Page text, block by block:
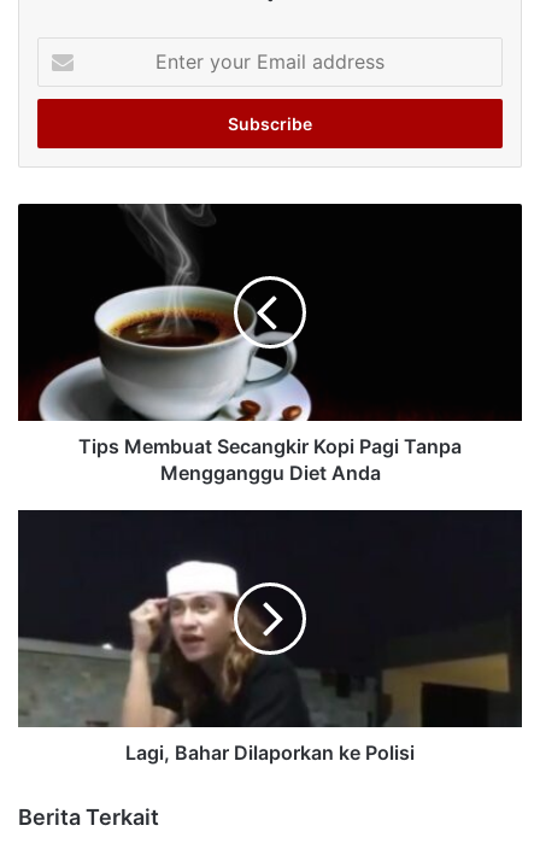
your
Email
Tips Membuat Secangkir Kopi Pagi Tanpa
Mengganggu Diet Anda
Lagi, Bahar Dilaporkan ke Polisi
Berita Terkait